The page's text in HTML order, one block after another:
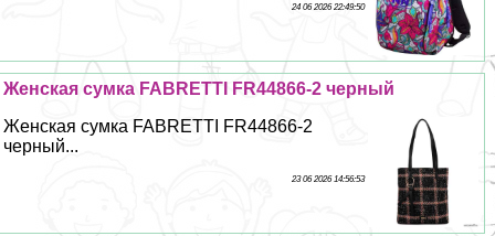
24 06 2026 22:49:50
Женская сумка FABRETTI FR44866-2 черный
Женская сумка FABRETTI FR44866-2
черный...
23 06 2026 14:56:53